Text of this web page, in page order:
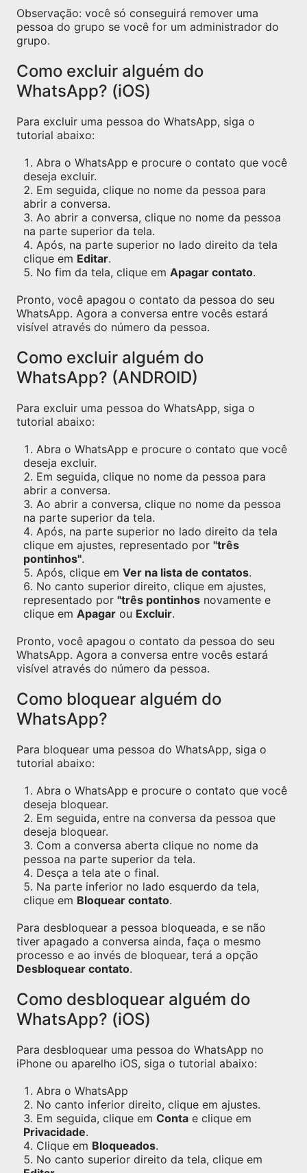
Observação: você só conseguirá remover uma
pessoa do grupo se você for um administrador do
grupo.
Como excluir alguém do
WhatsApp? (iOS)
Para excluir uma pessoa do WhatsApp, siga o
tutorial abaixo:
Abra o WhatsApp e procure o contato que você
deseja excluir.
Em seguida, clique no nome da pessoa para
abrir a conversa.
Ao abrir a conversa, clique no nome da pessoa
na parte superior da tela.
Após, na parte superior no lado direito da tela
clique em Editar.
No fim da tela, clique em Apagar contato.
Pronto, você apagou o contato da pessoa do seu
WhatsApp. Agora a conversa entre vocês estará
visível através do número da pessoa.
Como excluir alguém do
WhatsApp? (ANDROID)
Para excluir uma pessoa do WhatsApp, siga o
tutorial abaixo:
Abra o WhatsApp e procure o contato que você
deseja excluir.
Em seguida, clique no nome da pessoa para
abrir a conversa.
Ao abrir a conversa, clique no nome da pessoa
na parte superior da tela.
Após, na parte superior no lado direito da tela
clique em ajustes, representado por "três
pontinhos".
Após, clique em Ver na lista de contatos.
No canto superior direito, clique em ajustes,
representado por "três pontinhos novamente e
clique em Apagar ou Excluir.
Pronto, você apagou o contato da pessoa do seu
WhatsApp. Agora a conversa entre vocês estará
visível através do número da pessoa.
Como bloquear alguém do
WhatsApp?
Para bloquear uma pessoa do WhatsApp, siga o
tutorial abaixo:
Abra o WhatsApp e procure o contato que você
deseja bloquear.
Em seguida, entre na conversa da pessoa que
deseja bloquear.
Com a conversa aberta clique no nome da
pessoa na parte superior da tela.
Desça a tela ate o final.
Na parte inferior no lado esquerdo da tela,
clique em Bloquear contato.
Para desbloquear a pessoa bloqueada, e se não
tiver apagado a conversa ainda, faça o mesmo
processo e ao invés de bloquear, terá a opção
Desbloquear contato.
Como desbloquear alguém do
WhatsApp? (iOS)
Para desbloquear uma pessoa do WhatsApp no
iPhone ou aparelho iOS, siga o tutorial abaixo:
Abra o WhatsApp
No canto inferior direito, clique em ajustes.
Em seguida, clique em Conta e clique em
Privacidade.
Clique em Bloqueados.
No canto superior direito da tela, clique em